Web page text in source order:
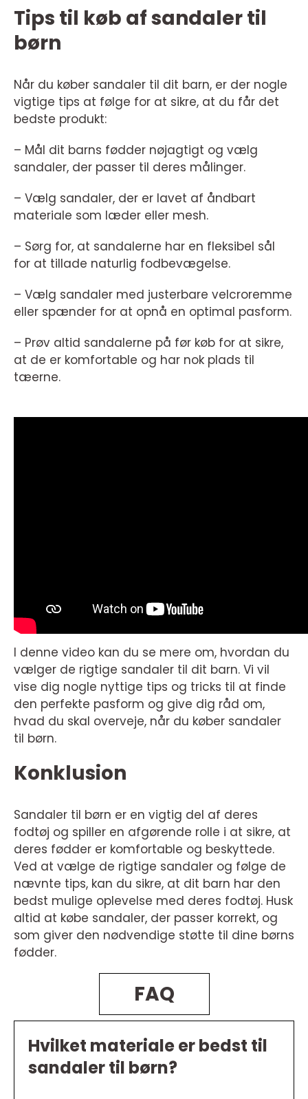
Tips til køb af sandaler til
børn
Når du køber sandaler til dit barn, er der nogle
vigtige tips at følge for at sikre, at du får det
bedste produkt:
– Mål dit barns fødder nøjagtigt og vælg
sandaler, der passer til deres målinger.
– Vælg sandaler, der er lavet af åndbart
materiale som læder eller mesh.
– Sørg for, at sandalerne har en fleksibel sål
for at tillade naturlig fodbevægelse.
– Vælg sandaler med justerbare velcroremme
eller spænder for at opnå en optimal pasform.
– Prøv altid sandalerne på før køb for at sikre,
at de er komfortable og har nok plads til
tæerne.
I denne video kan du se mere om, hvordan du
vælger de rigtige sandaler til dit barn. Vi vil
vise dig nogle nyttige tips og tricks til at finde
den perfekte pasform og give dig råd om,
hvad du skal overveje, når du køber sandaler
til børn.
Konklusion
Sandaler til børn er en vigtig del af deres
fodtøj og spiller en afgørende rolle i at sikre, at
deres fødder er komfortable og beskyttede.
Ved at vælge de rigtige sandaler og følge de
nævnte tips, kan du sikre, at dit barn har den
bedst mulige oplevelse med deres fodtøj. Husk
altid at købe sandaler, der passer korrekt, og
som giver den nødvendige støtte til dine børns
fødder.
FAQ
Hvilket materiale er bedst til
sandaler til børn?